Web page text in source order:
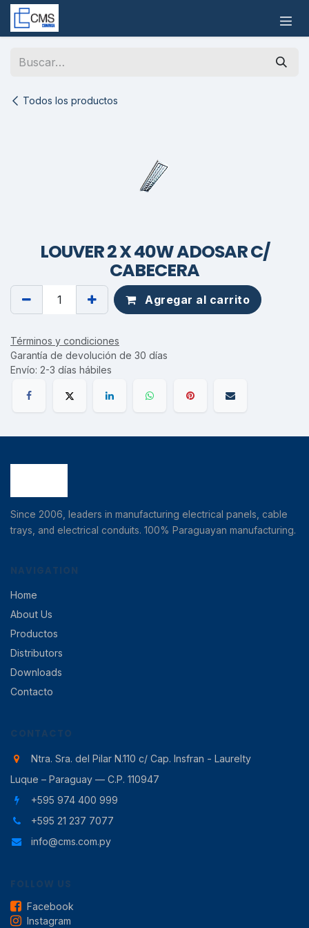
Ir al contenido
Todos los productos
LOUVER 2 X 40W ADOSAR C/
CABECERA
Agregar al carrito
Términos y condiciones
Garantía de devolución de 30 días
Envío: 2-3 días hábiles
Since 2006, leaders in manufacturing electrical panels, cable
trays, and electrical conduits. 100% Paraguayan manufacturing.
NAVIGATION
Home
About Us
Productos
Distributors
Downloads
Contacto
CONTACTO
Ntra. Sra. del Pilar N.110 c/ Cap. Insfran - Laurelty
Luque – Paraguay — C.P. 110947
+595 974 400 999
+595 21 237 7077
info@cms.com.py
FOLLOW US
Facebook
Instagram